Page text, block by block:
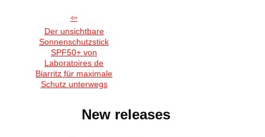
Der unsichtbare
Sonnenschutzstick
SPF50+ von
Laboratoires de
Biarritz für maximale
Schutz unterwegs
New releases